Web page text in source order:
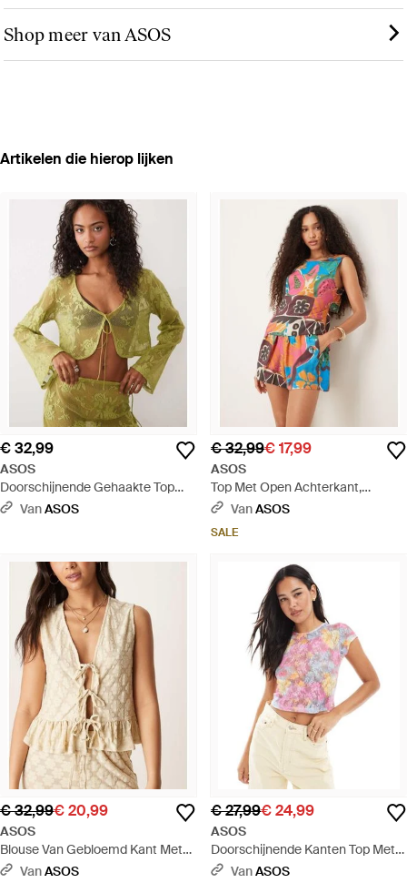
Shop meer van ASOS
Artikelen die hierop lijken
€ 32,99
ASOS
Doorschijnende Gehaakte Top
Met Gestrikte Voorkant, Deel Van
VanASOS
€ 32,99€ 17,99
ASOS
Top Met Open Achterkant,
Gestrikt Detail En Carnavalprint,
VanASOS
SALE
€ 32,99€ 20,99
ASOS
Blouse Van Gebloemd Kant Met
Gestrikte Voorkant, Deel Van Co-
VanASOS
€ 27,99€ 24,99
ASOS
Doorschijnende Kanten Top Met
Korte Mouwen En Roze
VanASOS